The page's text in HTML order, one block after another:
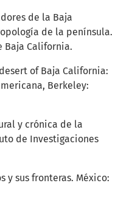
de la Baja
de la península.
Baja California.
of Baja California:
Berkeley:
y crónica de la
de Investigaciones
y sus fronteras. México: